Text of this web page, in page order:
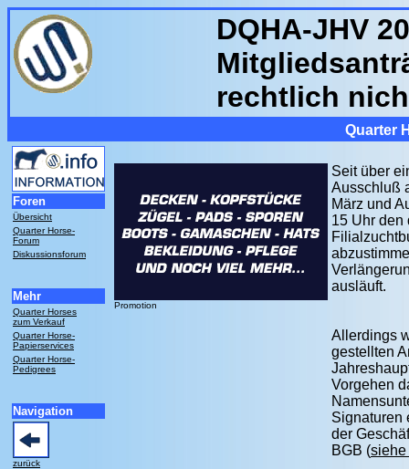
DQHA-JHV
rechtlich
Quarter
Foren
Übersicht
Quarter Horse-
Forum
Diskussionsforum
Mehr
Quarter Horses
zum Verkauf
Quarter Horse-
Papierservices
Quarter Horse-
Pedigrees
Navigation
zurück
Promotion
Seit über
Ausschluß
März und
15 Uhr den
ausläuft.
Allerdings
gestellten
Vorgehen
Signaturen
der
BGB (siehe